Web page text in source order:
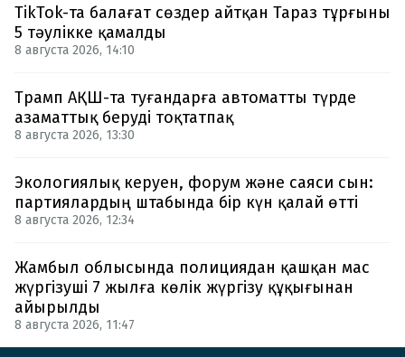
TikTok-та балағат сөздер айтқан Тараз тұрғыны
5 тәулікке қамалды
8 августа 2026, 14:10
Трамп АҚШ-та туғандарға автоматты түрде
азаматтық беруді тоқтатпақ
8 августа 2026, 13:30
Экологиялық керуен, форум және саяси сын:
партиялардың штабында бір күн қалай өтті
8 августа 2026, 12:34
Жамбыл облысында полициядан қашқан мас
жүргізуші 7 жылға көлік жүргізу құқығынан
айырылды
8 августа 2026, 11:47